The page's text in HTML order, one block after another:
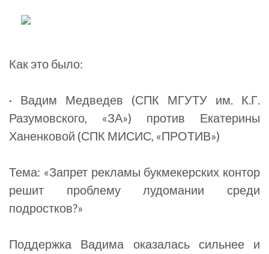
Как это было:
· Вадим Медведев (СПК МГУТУ им. К.Г.
Разумовского, «ЗА») против Екатерины
Ханенковой (СПК МИСИС, «ПРОТИВ»)
Тема: «Запрет рекламы букмекерских контор
решит проблему лудомании среди
подростков?»
Поддержка Вадима оказалась сильнее и